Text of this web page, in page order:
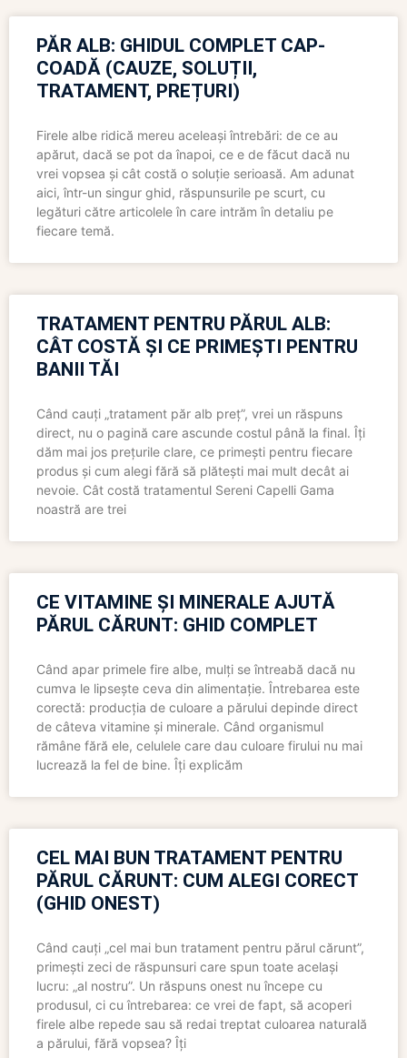
PĂR ALB: GHIDUL COMPLET CAP-
COADĂ (CAUZE, SOLUȚII,
TRATAMENT, PREȚURI)
Firele albe ridică mereu aceleași întrebări: de ce au
apărut, dacă se pot da înapoi, ce e de făcut dacă nu
vrei vopsea și cât costă o soluție serioasă. Am adunat
aici, într-un singur ghid, răspunsurile pe scurt, cu
legături către articolele în care intrăm în detaliu pe
fiecare temă.
TRATAMENT PENTRU PĂRUL ALB:
CÂT COSTĂ ȘI CE PRIMEȘTI PENTRU
BANII TĂI
Când cauți „tratament păr alb preț”, vrei un răspuns
direct, nu o pagină care ascunde costul până la final. Îți
dăm mai jos prețurile clare, ce primești pentru fiecare
produs și cum alegi fără să plătești mai mult decât ai
nevoie. Cât costă tratamentul Sereni Capelli Gama
noastră are trei
CE VITAMINE ȘI MINERALE AJUTĂ
PĂRUL CĂRUNT: GHID COMPLET
Când apar primele fire albe, mulți se întreabă dacă nu
cumva le lipsește ceva din alimentație. Întrebarea este
corectă: producția de culoare a părului depinde direct
de câteva vitamine și minerale. Când organismul
rămâne fără ele, celulele care dau culoare firului nu mai
lucrează la fel de bine. Îți explicăm
CEL MAI BUN TRATAMENT PENTRU
PĂRUL CĂRUNT: CUM ALEGI CORECT
(GHID ONEST)
Când cauți „cel mai bun tratament pentru părul cărunt”,
primești zeci de răspunsuri care spun toate același
lucru: „al nostru”. Un răspuns onest nu începe cu
produsul, ci cu întrebarea: ce vrei de fapt, să acoperi
firele albe repede sau să redai treptat culoarea naturală
a părului, fără vopsea? Îți